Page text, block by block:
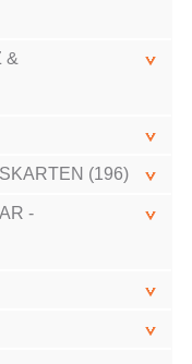
&
(196)
-